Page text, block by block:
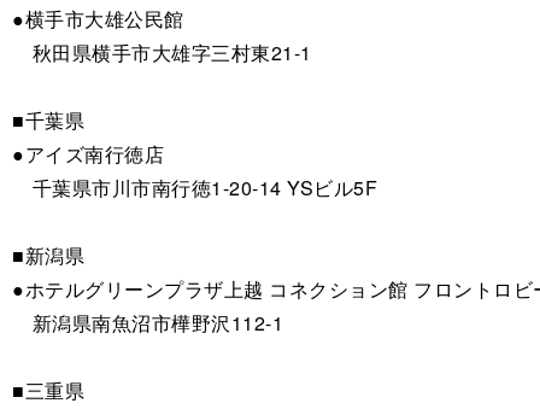
●横手市大雄公民館
秋田県横手市大雄字三村東21-1
■千葉県
●アイズ南行徳店
千葉県市川市南行徳1-20-14 YSビル5F
■新潟県
●ホテルグリーンプラザ上越 コネクション館 フロントロ
新潟県南魚沼市樺野沢112-1
■三重県